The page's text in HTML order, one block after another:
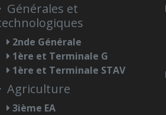
Générales et
2nde Générale
1ère et Terminale G
1ère et Terminale STAV
Agriculture
3ième EA